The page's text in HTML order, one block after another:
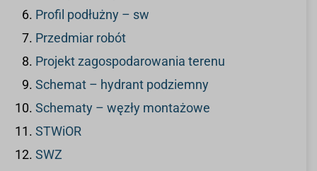
Profil podłużny – sw
Przedmiar robót
Projekt zagospodarowania terenu
Schemat – hydrant podziemny
Schematy – węzły montażowe
STWiOR
SWZ